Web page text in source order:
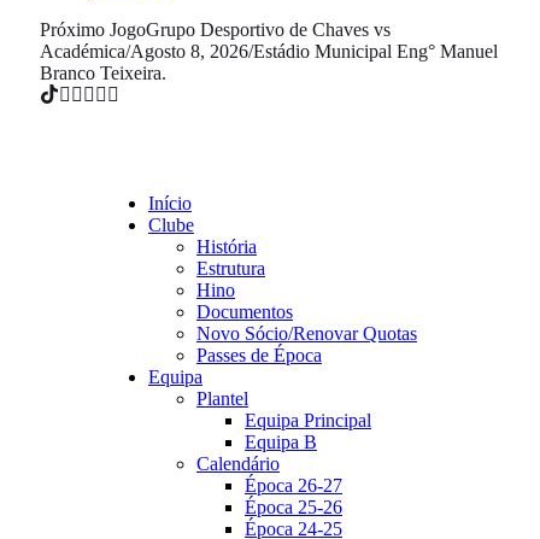
Próximo JogoGrupo Desportivo de Chaves vs
Académica/Agosto 8, 2026/Estádio Municipal Eng° Manuel
Branco Teixeira.
Início
Clube
História
Estrutura
Hino
Documentos
Novo Sócio/Renovar Quotas
Passes de Época
Equipa
Plantel
Equipa Principal
Equipa B
Calendário
Época 26-27
Época 25-26
Época 24-25